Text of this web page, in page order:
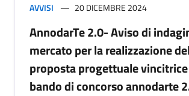
AVVISI 20 DICEMBRE 2024
AnnodarTe 2.0- Aviso di
mercato per la realizzazione
proposta progettuale
bando di concorso annodarte